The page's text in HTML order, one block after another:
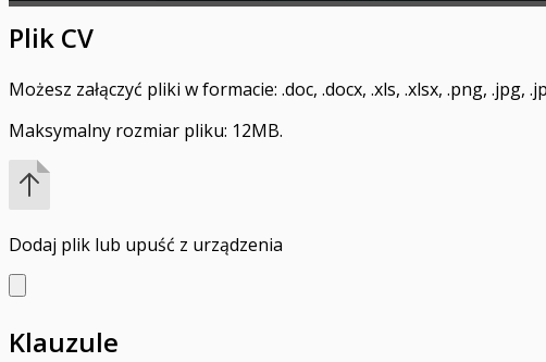
Plik CV
Możesz załączyć pliki w formacie: .doc, .docx, .xls, .xlsx, .png, .jpg,
Maksymalny rozmiar pliku: 12MB.
Dodaj plik lub upuść z urządzenia
Klauzule